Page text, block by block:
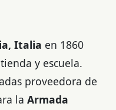
Italia en 1860
y escuela.
proveedora de
la Armada